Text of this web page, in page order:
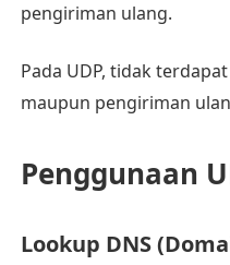
pengiriman ulang.
Pada UDP, tidak
maupun pengiriman
Penggunaan
Lookup DNS